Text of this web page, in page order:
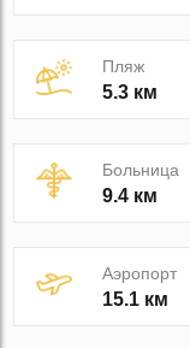
Пляж
5.3 км
Больница
9.4 км
Аэропорт
15.1 км